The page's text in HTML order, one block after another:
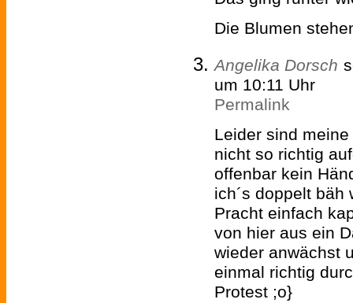
Die Blumen
Angelika Dorsch
um 10:11 Uhr
Permalink
Leider sind
nicht so richtig
offenbar kein
ich´s doppelt bäh
Pracht einfach
von hier aus ein
wieder anwächst
einmal richtig
Protest ;o}